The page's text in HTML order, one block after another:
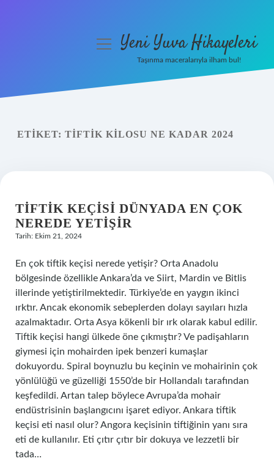
Yasal Uyarı
menüyüYeni Yuva Hikayeleri
Taşınma maceralarıyla ilham bul!
ETIKET: TIFTIK KILOSU NE KADAR 2024
TIFTIK KEÇISI DÜNYADA EN ÇOK
NEREDE YETIŞIR
Tarih: Ekim 21, 2024
En çok tiftik keçisi nerede yetişir? Orta Anadolu
bölgesinde özellikle Ankara’da ve Siirt, Mardin ve Bitlis
illerinde yetiştirilmektedir. Türkiye’de en yaygın ikinci
ırktır. Ancak ekonomik sebeplerden dolayı sayıları hızla
azalmaktadır. Orta Asya kökenli bir ırk olarak kabul edilir.
Tiftik keçisi hangi ülkede öne çıkmıştır? Ve padişahların
giymesi için mohairden ipek benzeri kumaşlar
dokuyordu. Spiral boynuzlu bu keçinin ve mohairinin çok
yönlülüğü ve güzelliği 1550’de bir Hollandalı tarafından
keşfedildi. Artan talep böylece Avrupa’da mohair
endüstrisinin başlangıcını işaret ediyor. Ankara tiftik
keçisi eti nasıl olur? Angora keçisinin tiftiğinin yanı sıra
eti de kullanılır. Eti çıtır çıtır bir dokuya ve lezzetli bir
tada…